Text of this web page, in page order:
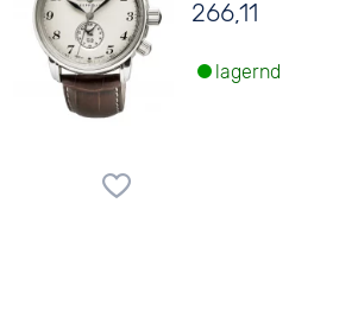
266,11
lagernd